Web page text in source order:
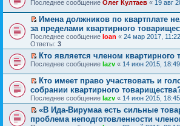
о
м
у
с
о
о
б
щ
е
н
и
ю
р
о
ч
и
т
а
н
н
о
м
у
с
о
о
б
щ
е
у
е
р
о
ч
и
т
а
н
н
о
м
у
с
о
е
в
м
у
н
е
п
р
о
ч
и
т
а
н
н
и
к
п
е
р
в
о
м
у
е
п
р
о
ч
т
р
е
й
т
и
к
п
е
р
в
о
м
у
н
е
Последнее сообщение Олег Култаев « 19 авг
П
е
р
е
й
т
к
п
е
р
в
о
м
Имена должников по квартплате
за пределами квартирного
Последнее сообщение Ioan « 24 мар 2017, 11:22
Ответы: 3
П
р
е
й
т
и
к
п
Кто является членом квартирного
Последнее сообщение lazv « 14 июн 2015, 18:49
П
е
р
е
й
т
Кто имеет право участвовать и
собрании квартирного
Последнее сообщение lazv « 14 июн 2015, 18:45
П
е
«В Ида-Вирумаа есть сильные
проблема неподготовленности